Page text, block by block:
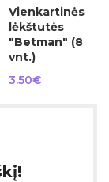
Vienkartinės
lėkštutės
"Betman" (8
vnt.)
3.50€